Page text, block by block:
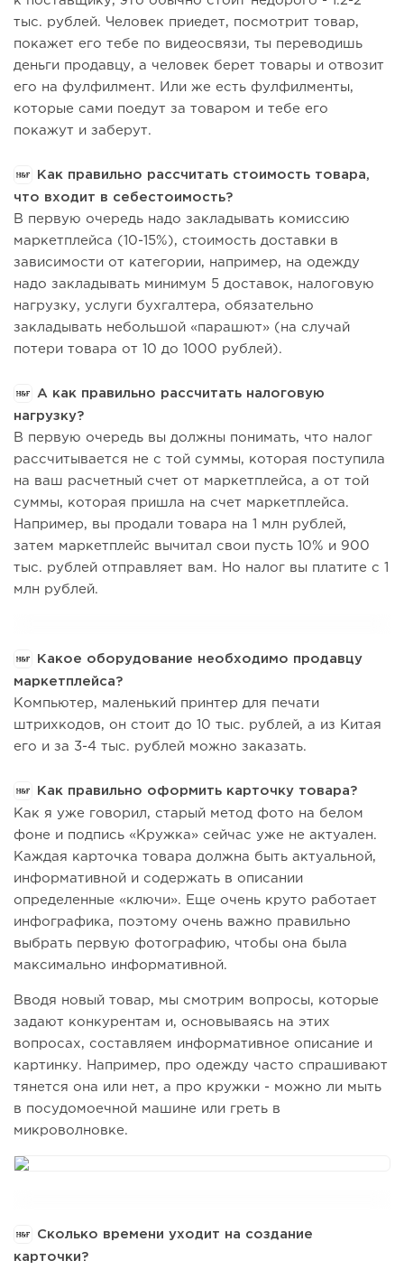
тыс. рублей. Человек приедет, посмотрит товар,
покажет его тебе по видеосвязи, ты переводишь
деньги продавцу, а человек берет товары и отвозит
его на фулфилмент. Или же есть фулфилменты,
которые сами поедут за товаром и тебе его
покажут и заберут.
Как правильно рассчитать стоимость товара,
что входит в себестоимость?
В первую очередь надо закладывать комиссию
маркетплейса (10-15%), стоимость доставки в
зависимости от категории, например, на одежду
надо закладывать минимум 5 доставок, налоговую
нагрузку, услуги бухгалтера, обязательно
закладывать небольшой «парашют» (на случай
потери товара от 10 до 1000 рублей).
А как правильно рассчитать налоговую
нагрузку?
В первую очередь вы должны понимать, что налог
рассчитывается не с той суммы, которая поступила
на ваш расчетный счет от маркетплейса, а от той
суммы, которая пришла на счет маркетплейса.
Например, вы продали товара на 1 млн рублей,
затем маркетплейс вычитал свои пусть 10% и 900
тыс. рублей отправляет вам. Но налог вы платите с 1
млн рублей.
Какое оборудование необходимо продавцу
маркетплейса?
Компьютер, маленький принтер для печати
штрихкодов, он стоит до 10 тыс. рублей, а из Китая
его и за 3-4 тыс. рублей можно заказать.
Как правильно оформить карточку товара?
Как я уже говорил, старый метод фото на белом
фоне и подпись «Кружка» сейчас уже не актуален.
Каждая карточка товара должна быть актуальной,
информативной и содержать в описании
определенные «ключи». Еще очень круто работает
инфографика, поэтому очень важно правильно
выбрать первую фотографию, чтобы она была
максимально информативной.
Вводя новый товар, мы смотрим вопросы, которые
задают конкурентам и, основываясь на этих
вопросах, составляем информативное описание и
картинку. Например, про одежду часто спрашивают
тянется она или нет, а про кружки - можно ли мыть
в посудомоечной машине или греть в
микроволновке.
Сколько времени уходит на создание
карточки?